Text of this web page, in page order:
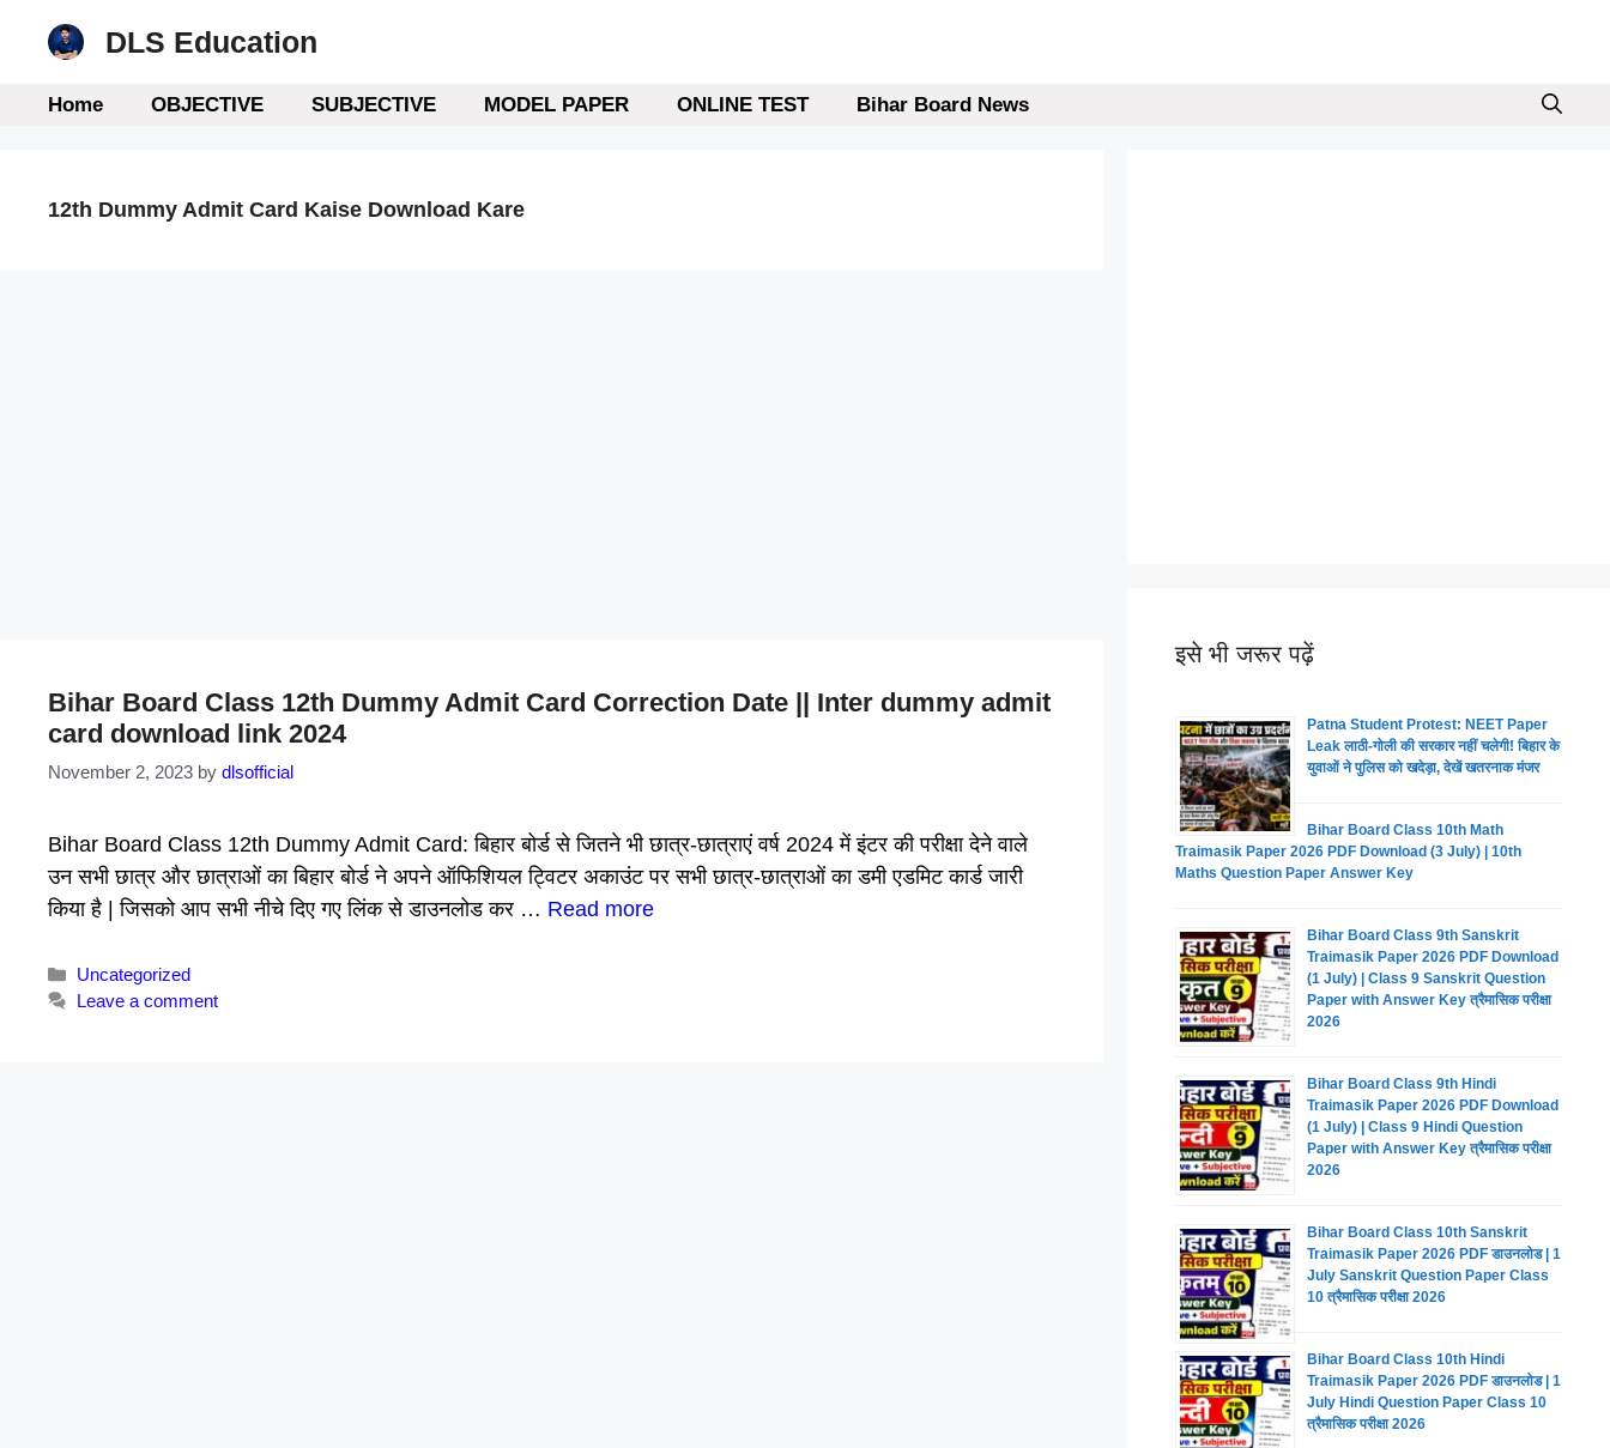
DLS Education
Home OBJECTIVE SUBJECTIVE MODEL PAPER ONLINE TEST Bihar Board News
12th Dummy Admit Card Kaise Download Kare
Bihar Board Class 12th Dummy Admit Card Correction Date || Inter dummy admit
card download link 2024
November 2, 2023 by dlsofficial
Bihar Board Class 12th Dummy Admit Card: बिहार बोर्ड से जितने भी छात्र-छात्राएं वर्ष 2024 में इंटर की परीक्षा देने वाले
उन सभी छात्र और छात्राओं का बिहार बोर्ड ने अपने ऑफिशियल ट्विटर अकाउंट पर सभी छात्र-छात्राओं का डमी एडमिट कार्ड जारी
किया है | जिसको आप सभी नीचे दिए गए लिंक से डाउनलोड कर … Read more
Categories
Uncategorized
Leave a comment
इसे भी जरूर पढ़ें
Patna Student Protest: NEET Paper
Leak लाठी-गोली की सरकार नहीं चलेगी! बिहार के
युवाओं ने पुलिस को खदेड़ा, देखें खतरनाक मंजर
Bihar Board Class 10th Math
Traimasik Paper 2026 PDF Download (3 July) | 10th
Maths Question Paper Answer Key
Bihar Board Class 9th Sanskrit
Traimasik Paper 2026 PDF Download
(1 July) | Class 9 Sanskrit Question
Paper with Answer Key त्रैमासिक परीक्षा
2026
Bihar Board Class 9th Hindi
Traimasik Paper 2026 PDF Download
(1 July) | Class 9 Hindi Question
Paper with Answer Key त्रैमासिक परीक्षा
2026
Bihar Board Class 10th Sanskrit
Traimasik Paper 2026 PDF डाउनलोड | 1
July Sanskrit Question Paper Class
10 त्रैमासिक परीक्षा 2026
Bihar Board Class 10th Hindi
Traimasik Paper 2026 PDF डाउनलोड | 1
July Hindi Question Paper Class 10
त्रैमासिक परीक्षा 2026